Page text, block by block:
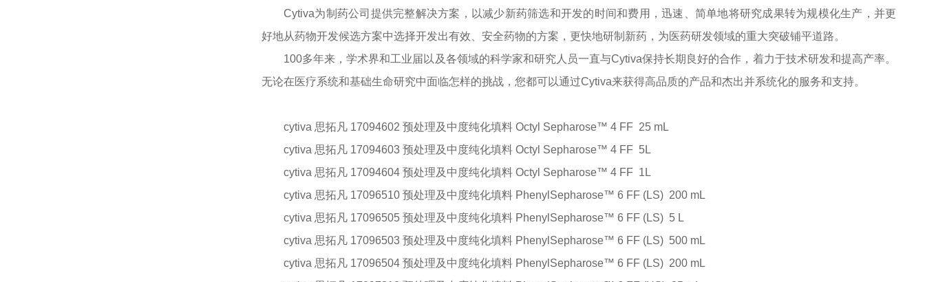
Cytiva为制药公司提供完整解决方案，以减少新药筛选和开发的时间和费用，迅速、简单地将研究成果转为规模化生产，并更
好地从药物开发候选方案中选择开发出有效、安全药物的方案，更快地研制新药，为医药研发领域的重大突破铺平道路。
100多年来，学术界和工业届以及各领域的科学家和研究人员一直与Cytiva保持长期良好的合作，着力于技术研发和提高产率。
无论在医疗系统和基础生命研究中面临怎样的挑战，您都可以通过Cytiva来获得高品质的产品和杰出并系统化的服务和支持。
cytiva 思拓凡 17094602 预处理及中度纯化填料 Octyl Sepharose™ 4 FF 25 mL
cytiva 思拓凡 17094603 预处理及中度纯化填料 Octyl Sepharose™ 4 FF 5L
cytiva 思拓凡 17094604 预处理及中度纯化填料 Octyl Sepharose™ 4 FF 1L
cytiva 思拓凡 17096510 预处理及中度纯化填料 PhenylSepharose™ 6 FF (LS) 200 mL
cytiva 思拓凡 17096505 预处理及中度纯化填料 PhenylSepharose™ 6 FF (LS) 5 L
cytiva 思拓凡 17096503 预处理及中度纯化填料 PhenylSepharose™ 6 FF (LS) 500 mL
cytiva 思拓凡 17096504 预处理及中度纯化填料 PhenylSepharose™ 6 FF (LS) 200 mL